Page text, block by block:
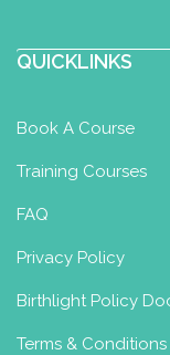
QUICKLINKS
Book A Course
Training Courses
FAQ
Privacy Policy
Birthlight Policy
Terms & Conditions